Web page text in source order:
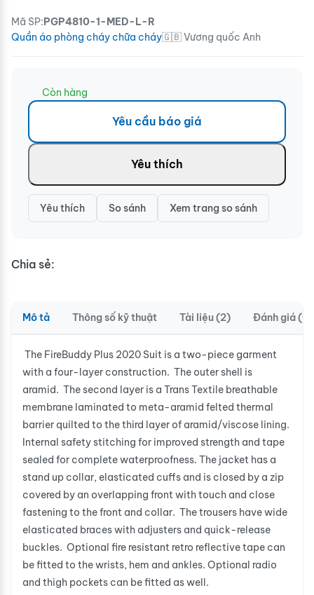
Mã SP:PGP4810-1-MED-L-R
Quần áo phòng cháy chữa cháy🇬🇧 Vương quốc Anh
Còn hàng
Yêu cầu báo giá
Yêu thích
Yêu thích So sánh Xem trang so sánh
Chia sẻ:
Mô tả Thông số kỹ thuật Tài liệu (2) Đánh giá (0)
The FireBuddy Plus 2020 Suit is a two-piece garment
with a four-layer construction. The outer shell is
aramid. The second layer is a Trans Textile breathable
membrane laminated to meta-aramid felted thermal
barrier quilted to the third layer of aramid/viscose lining.
Internal safety stitching for improved strength and tape
sealed for complete waterproofness. The jacket has a
stand up collar, elasticated cuffs and is closed by a zip
covered by an overlapping front with touch and close
fastening to the front and collar. The trousers have wide
elasticated braces with adjusters and quick-release
buckles. Optional fire resistant retro reflective tape can
be fitted to the wrists, hem and ankles. Optional radio
and thigh pockets can be fitted as well.